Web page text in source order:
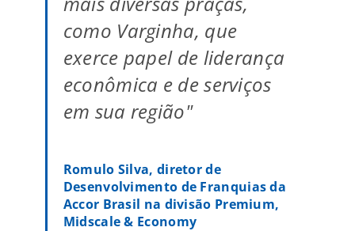
como Varginha, que
exerce papel de liderança
econômica e de serviços
em sua região"
Romulo Silva, diretor de
Desenvolvimento de Franquias da
Accor Brasil na divisão Premium,
Midscale & Economy